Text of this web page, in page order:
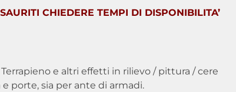
CHIEDERE TEMPI DI DISPONIBILITA’
e altri effetti in rilievo / pittura / cere
porte, sia per ante di armadi.